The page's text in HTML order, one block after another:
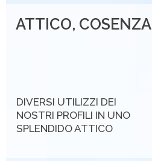
ATTICO, COSENZA
DIVERSI UTILIZZI DEI
NOSTRI PROFILI IN UNO
SPLENDIDO ATTICO